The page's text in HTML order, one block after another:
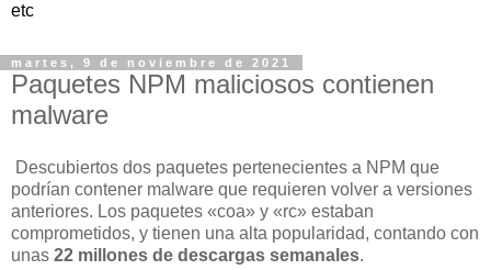
etc
martes, 9 de noviembre de 2021
Paquetes NPM maliciosos contienen
malware
Descubiertos dos paquetes pertenecientes a NPM que
podrían contener malware que requieren volver a versiones
anteriores. Los paquetes «coa» y «rc» estaban
comprometidos, y tienen una alta popularidad, contando con
unas 22 millones de descargas semanales.